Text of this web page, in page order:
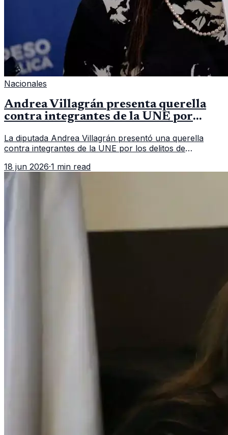
Nacionales
Andrea Villagrán presenta querella
contra integrantes de la UNE por
La diputada Andrea Villagrán presentó una querella
contra integrantes de la UNE por los delitos de
18 jun 2026·1 min read